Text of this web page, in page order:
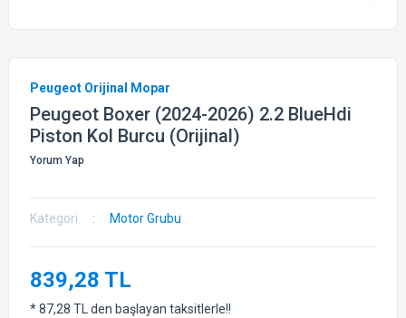
Peugeot Orijinal Mopar
Peugeot Boxer (2024-2026) 2.2 BlueHdi
Piston Kol Burcu (Orijinal)
Yorum Yap
Kategori Motor Grubu
839,28 TL
* 87,28 TL den başlayan taksitlerle!!